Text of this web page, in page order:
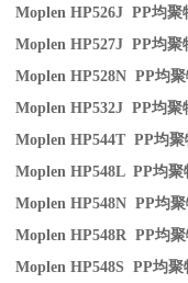
Moplen HP526J PP均聚
Moplen HP527J PP均聚
Moplen HP528N PP均
Moplen HP532J PP均聚
Moplen HP544T PP均聚
Moplen HP548L PP均聚
Moplen HP548N PP均
Moplen HP548R PP均
Moplen HP548S PP均聚